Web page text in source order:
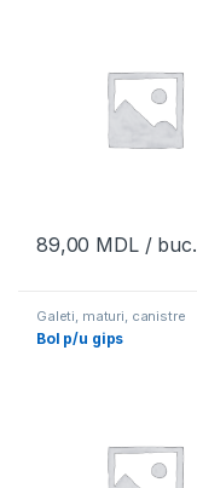
89,00 MDL/ buc.
Galeti, maturi, canistre
Bol p/u gips